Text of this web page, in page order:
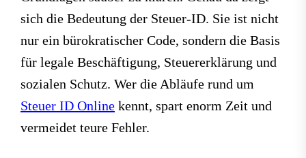
sich die Bedeutung der Steuer-ID. Sie ist nicht
nur ein bürokratischer Code, sondern die Basis
für legale Beschäftigung, Steuererklärung und
sozialen Schutz. Wer die Abläufe rund um
Steuer ID Online kennt, spart enorm Zeit und
vermeidet teure Fehler.